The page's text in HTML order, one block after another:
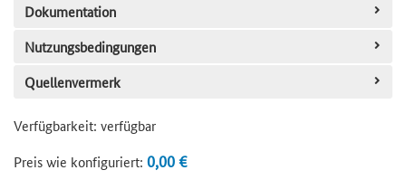
Dokumentation
Nutzungsbedingungen
Quellenvermerk
Verfügbarkeit: verfügbar
Preis wie konfiguriert: 0,00 €